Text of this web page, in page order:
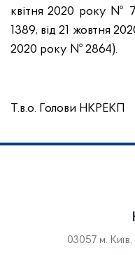
квітня 2020 року №
1389, від 21 жовтня
2020 року № 2864).
Т.в.о. Голови
03057 м. Київ,